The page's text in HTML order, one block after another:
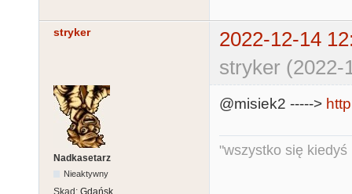
stryker
2022-12-14
stryker (2022-
Nadkasetarz
Nieaktywny
@misiek2 ----->
"wszystko się kiedyś